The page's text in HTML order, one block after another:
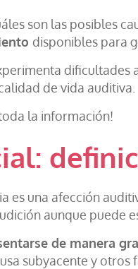
son las posibles
disponibles para
de vida auditiva.
la información!
es una afección
aunque puede
de manera
subyacente y otros